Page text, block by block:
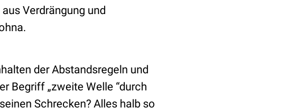
Verdrängung und
der Abstandsregeln und
Begriff „zweite Welle “durch
Schrecken? Alles halb so